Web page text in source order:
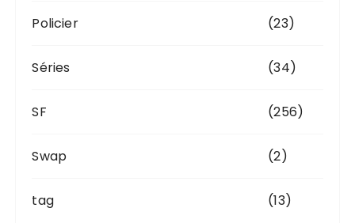
Policier (23)
Séries (34)
SF (256)
Swap (2)
tag (13)